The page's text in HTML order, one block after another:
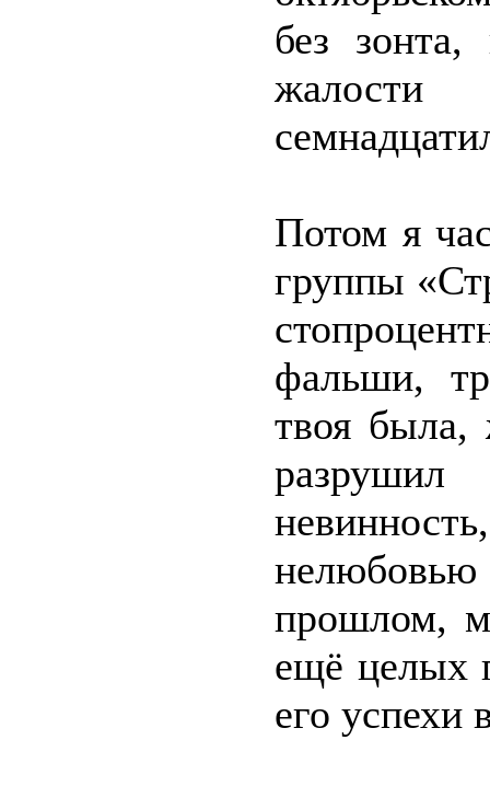
без
Потом я
группы
фальши,
твоя
прошлом,
ещё целых
его успехи